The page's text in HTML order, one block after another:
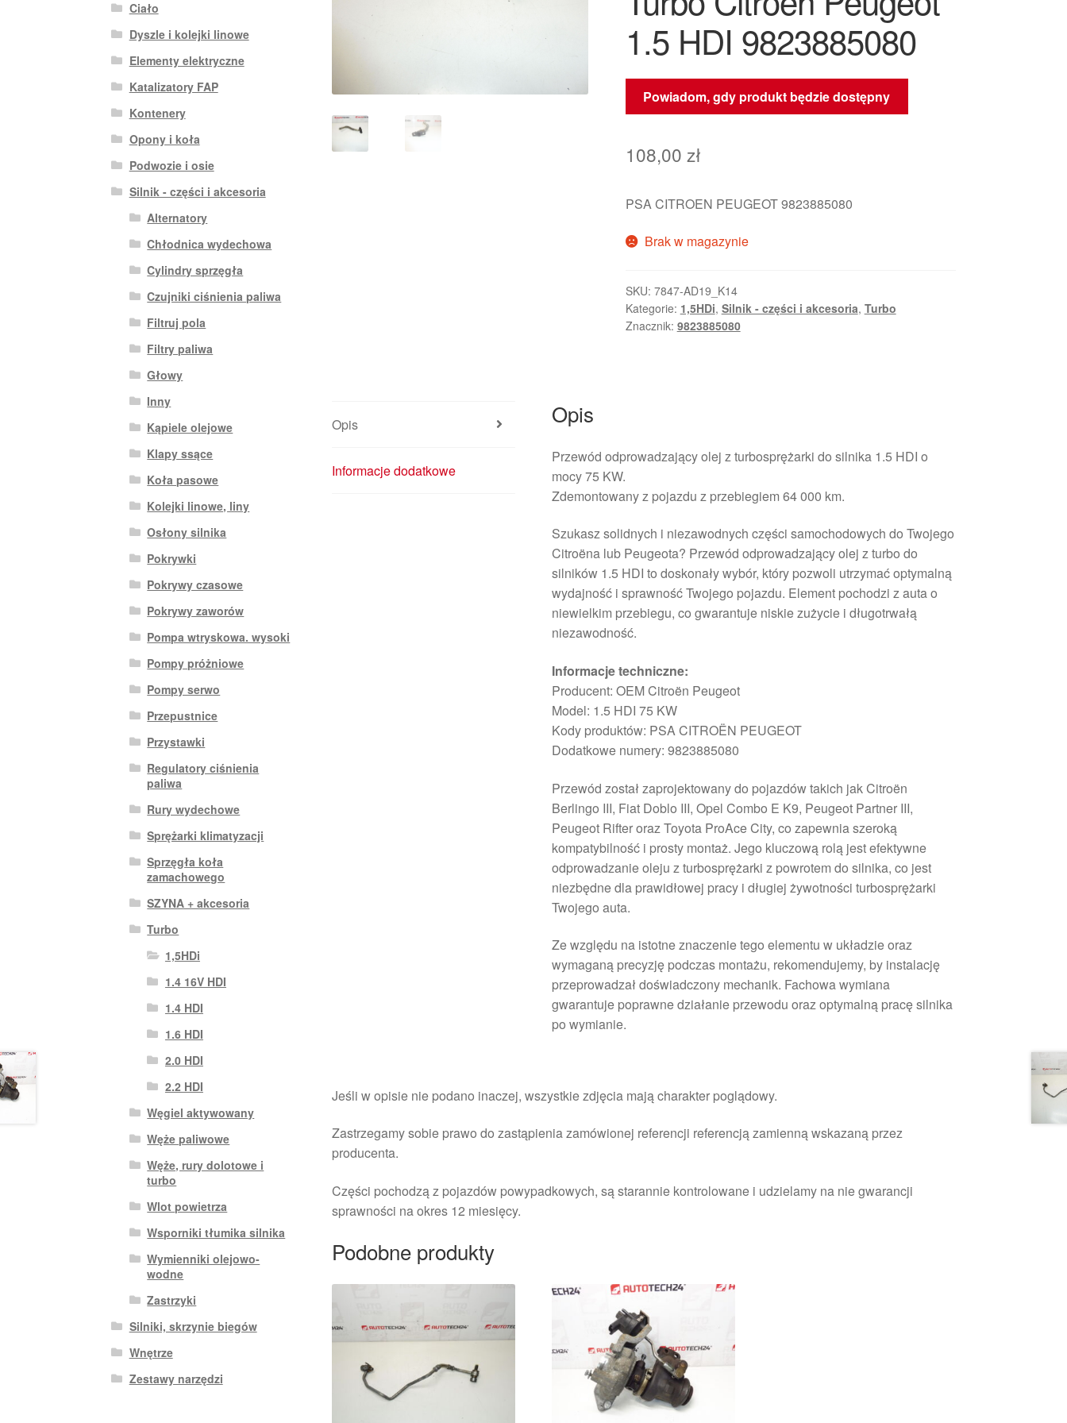
1.5 HDI 9823885080
Powiadom, gdy produkt będzie dostępny
108,00 zł
PSA CITROEN PEUGEOT 9823885080
Brak w magazynie
SKU: 7847-AD19_K14
Kategorie: 1,5HDi, Silnik - części i akcesoria, Turbo
Znacznik: 9823885080
Opis
Informacje dodatkowe
Opis
Przewód odprowadzający olej z turbosprężarki do silnika 1.5 HDI o
mocy 75 KW.
Zdemontowany z pojazdu z przebiegiem 64 000 km.
Szukasz solidnych i niezawodnych części samochodowych do Twojego
Citroëna lub Peugeota? Przewód odprowadzający olej z turbo do
silników 1.5 HDI to doskonały wybór, który pozwoli utrzymać optymalną
wydajność i sprawność Twojego pojazdu. Element pochodzi z auta o
niewielkim przebiegu, co gwarantuje niskie zużycie i długotrwałą
niezawodność.
Informacje techniczne:
Producent: OEM Citroën Peugeot
Model: 1.5 HDI 75 KW
Kody produktów: PSA CITROËN PEUGEOT
Dodatkowe numery: 9823885080
Przewód został zaprojektowany do pojazdów takich jak Citroën
Berlingo III, Fiat Doblo III, Opel Combo E K9, Peugeot Partner III,
Peugeot Rifter oraz Toyota ProAce City, co zapewnia szeroką
kompatybilność i prosty montaż. Jego kluczową rolą jest efektywne
odprowadzanie oleju z turbosprężarki z powrotem do silnika, co jest
niezbędne dla prawidłowej pracy i długiej żywotności turbosprężarki
Twojego auta.
Ze względu na istotne znaczenie tego elementu w układzie oraz
wymaganą precyzję podczas montażu, rekomendujemy, by instalację
przeprowadzał doświadczony mechanik. Fachowa wymiana
gwarantuje poprawne działanie przewodu oraz optymalną pracę silnika
po wymianie.
Jeśli w opisie nie podano inaczej, wszystkie zdjęcia mają charakter poglądowy.
Zastrzegamy sobie prawo do zastąpienia zamówionej referencji referencją zamienną wskazaną przez
producenta.
Części pochodzą z pojazdów powypadkowych, są starannie kontrolowane i udzielamy na nie gwarancji
sprawności na okres 12 miesięcy.
Podobne produkty
Ciało
Dyszle i kolejki linowe
Elementy elektryczne
Katalizatory FAP
Kontenery
Opony i koła
Podwozie i osie
Silnik - części i akcesoria
Alternatory
Chłodnica wydechowa
Cylindry sprzęgła
Czujniki ciśnienia paliwa
Filtruj pola
Filtry paliwa
Głowy
Inny
Kąpiele olejowe
Klapy ssące
Koła pasowe
Kolejki linowe, liny
Osłony silnika
Pokrywki
Pokrywy czasowe
Pokrywy zaworów
Pompa wtryskowa. wysoki
Pompy próżniowe
Pompy serwo
Przepustnice
Przystawki
Regulatory ciśnienia
paliwa
Rury wydechowe
Sprężarki klimatyzacji
Sprzęgła koła
zamachowego
SZYNA + akcesoria
Turbo
1,5HDi
1.4 16V HDI
1.4 HDI
1.6 HDI
2.0 HDI
2.2 HDI
Węgiel aktywowany
Węże paliwowe
Węże, rury dolotowe i
turbo
Wlot powietrza
Wsporniki tłumika silnika
Wymienniki olejowo-
wodne
Zastrzyki
Silniki, skrzynie biegów
Wnętrze
Zestawy narzędzi